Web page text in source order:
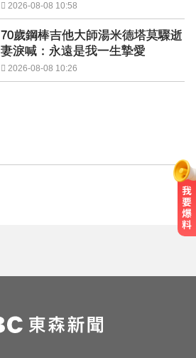
2026-08-08 10:58
70歲鋼棒吉他大師湯米德塔莫驟逝
妻淚喊：永遠是我一生摯愛
2026-08-08 10:26